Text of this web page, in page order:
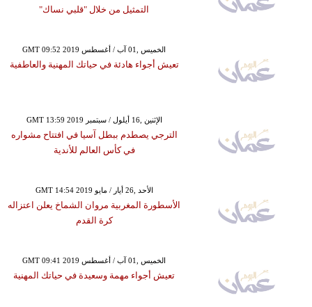
التمثيل من خلال "قلبي نساك"
GMT 09:52 2019 الخميس ,01 آب / أغسطس
تعيش أجواء هادئة في حياتك المهنية والعاطفية
GMT 13:59 2019 الإثنين ,16 أيلول / سبتمبر
الترجي يصطدم ببطل آسيا في افتتاح مشواره
في كأس العالم للأندية
GMT 14:54 2019 الأحد ,26 أيار / مايو
الأسطورة المغربية مروان الشماخ يعلن اعتزاله
كرة القدم
GMT 09:41 2019 الخميس ,01 آب / أغسطس
تعيش أجواء مهمة وسعيدة في حياتك المهنية